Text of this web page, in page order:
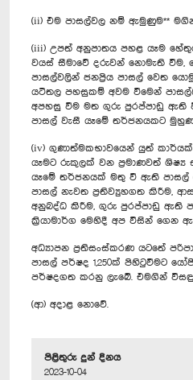
(ii) එම පාසල්වල නම් ඇමුණුම**
(iii) උපත් අනුපාතය පහළ යෑම
වයස් සීමාවේ දරුවන් නොමැති වීම,
පාසල්වලින් ජනප්‍රිය පාසල් වෙත
යටිතල පහසුකම් අවම වීමෙන්
අපහසු වීම මත ගුරු පුරප්පාඩු ඇති
පාසල් වැසී යෑමේ තර්ජනයකට
(iv) ගුණාත්මකභාවයෙන් යුත්
යෑමට රුකුලක් වන ප්‍රමාණවත් ශිෂ්‍ය
යෑමේ තර්ජනයක් මතු වී ඇති පාසල්
පාසල් නැවත ප්‍රතිව්‍යුහගත කිරීම,
අනුබද්ධ කිරීම, ගුරු පුරප්පාඩු ඇති
ක්‍රියාමාර්ග මෙහිදී අප විසින් ගෙන
අධ්‍යාපන ප්‍රතිසංස්කරණ යටතේ
පාසල් පර්ෂද 1,250ක් පිහිටුවීමට
පර්ෂදගත කරනු ලැබේ. එමගින්
(ආ) අදාළ නොවේ.
පිළිතුරු දුන් දිනය
2023-10-04